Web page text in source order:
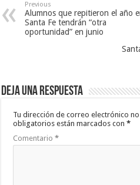
Previous
Alumnos que repitieron el año
Santa Fe tendrán “otra
oportunidad” en junio
Deja una respuesta
Tu dirección de correo electrónico
obligatorios están marcados con*
Comentario*